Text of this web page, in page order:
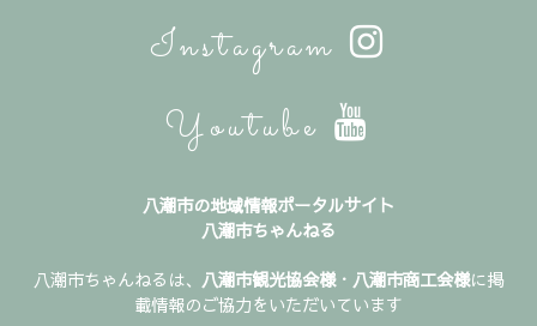
Instagram
Youtube
八潮市の地域情報ポータルサイト
八潮市ちゃんねる
八潮市ちゃんねるは、 八潮市観光協会様・ 八潮市商工会様に掲
載情報のご協力をいただいています